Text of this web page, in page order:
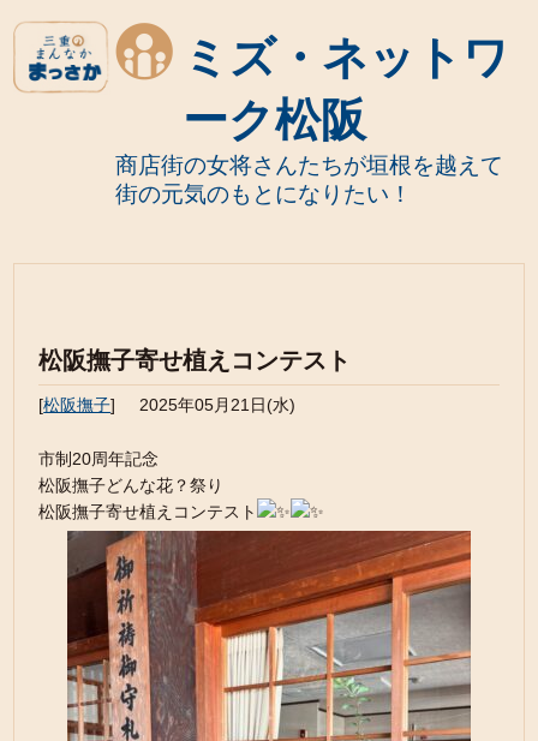
ミズ・ネットワ
ーク松阪
商店街の女将さんたちが垣根を越えて
街の元気のもとになりたい！
松阪撫子寄せ植えコンテスト
[松阪撫子] 2025年05月21日(水)
市制20周年記念
松阪撫子どんな花？祭り
松阪撫子寄せ植えコンテスト